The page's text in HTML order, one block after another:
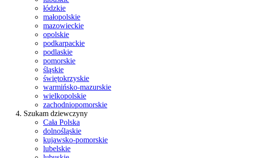
łódzkie
małopolskie
mazowieckie
opolskie
podkarpackie
podlaskie
pomorskie
śląskie
świętokrzyskie
warmińsko-mazurskie
wielkopolskie
zachodniopomorskie
Szukam dziewczyny
Cała Polska
dolnośląskie
kujawsko-pomorskie
lubelskie